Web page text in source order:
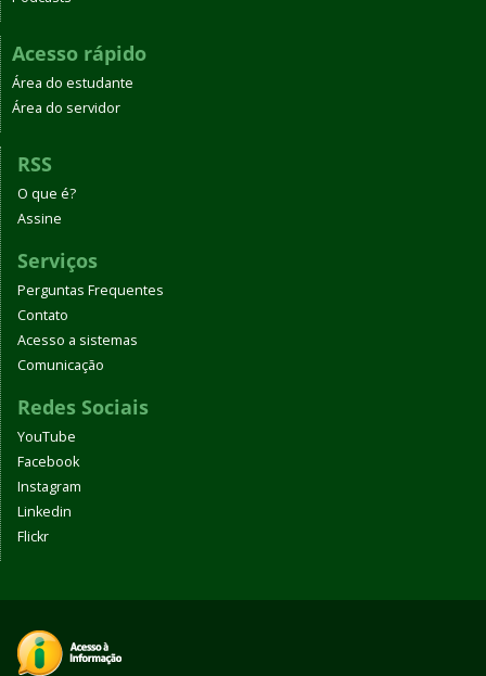
Acesso rápido
Área do estudante
Área do servidor
RSS
O que é?
Assine
Serviços
Perguntas Frequentes
Contato
Acesso a sistemas
Comunicação
Redes Sociais
YouTube
Facebook
Instagram
Linkedin
Flickr